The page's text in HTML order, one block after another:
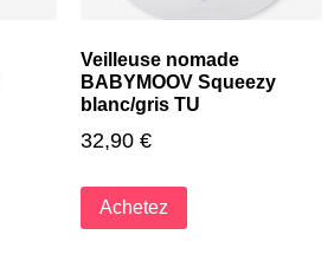
Veilleuse nomade
BABYMOOV Squeezy
blanc/gris TU
32,90 €
Achetez